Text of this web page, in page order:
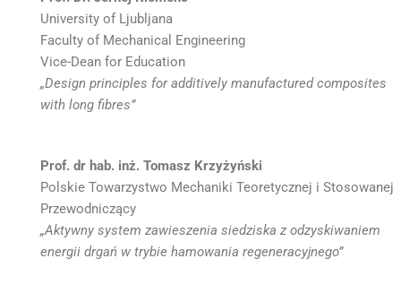
University of Ljubljana
Faculty of Mechanical Engineering
Vice-Dean for Education
„Design principles for additively manufactured composites
with long fibres”
Prof. dr hab. inż. Tomasz Krzyżyński
Polskie Towarzystwo Mechaniki Teoretycznej i Stosowanej
Przewodniczący
„Aktywny system zawieszenia siedziska z odzyskiwaniem
energii drgań w trybie hamowania regeneracyjnego”